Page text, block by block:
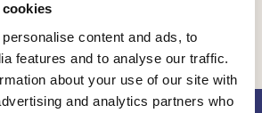
content and ads, to
features and to analyse our traffic.
about your use of our site with
and analytics partners who